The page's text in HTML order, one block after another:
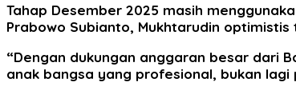
Tahap Desember 2025 masih
Prabowo Subianto, Mukhtarudin
“Dengan dukungan anggaran besar dari
anak bangsa yang profesional, bukan lagi